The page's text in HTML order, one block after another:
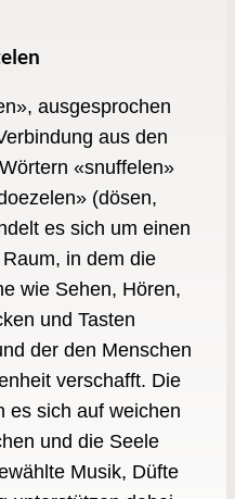
ausgesprochen
aus den
«snuffelen»
(dösen,
es sich um einen
in dem die
wie Sehen, Hören,
und Tasten
der den Menschen
verschafft. Die
es sich auf weichen
und die Seele
Musik, Düfte